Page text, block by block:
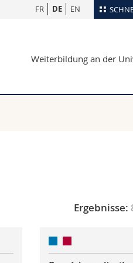
Ortsplan
Webmail
FR DE EN
Weiterbildung an der
Ergebnisse: